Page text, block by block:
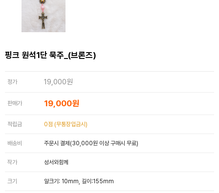
핑크 원석1단 묵주_(브론즈)
정가 19,000원
판매가 19,000원
적립금 0점 (무통장입금시)
배송비 주문시 결제(30,000원 이상 구매시 무료)
작가 성서와함께
크기 알크기: 10mm, 길이:155mm